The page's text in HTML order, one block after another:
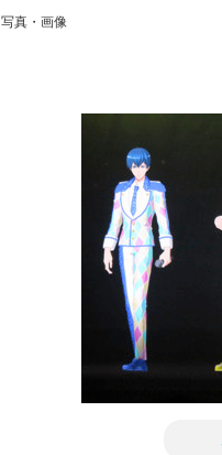
写真・画像